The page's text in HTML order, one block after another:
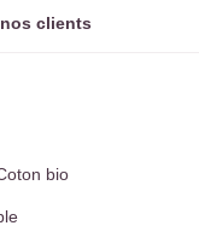
clients
bio